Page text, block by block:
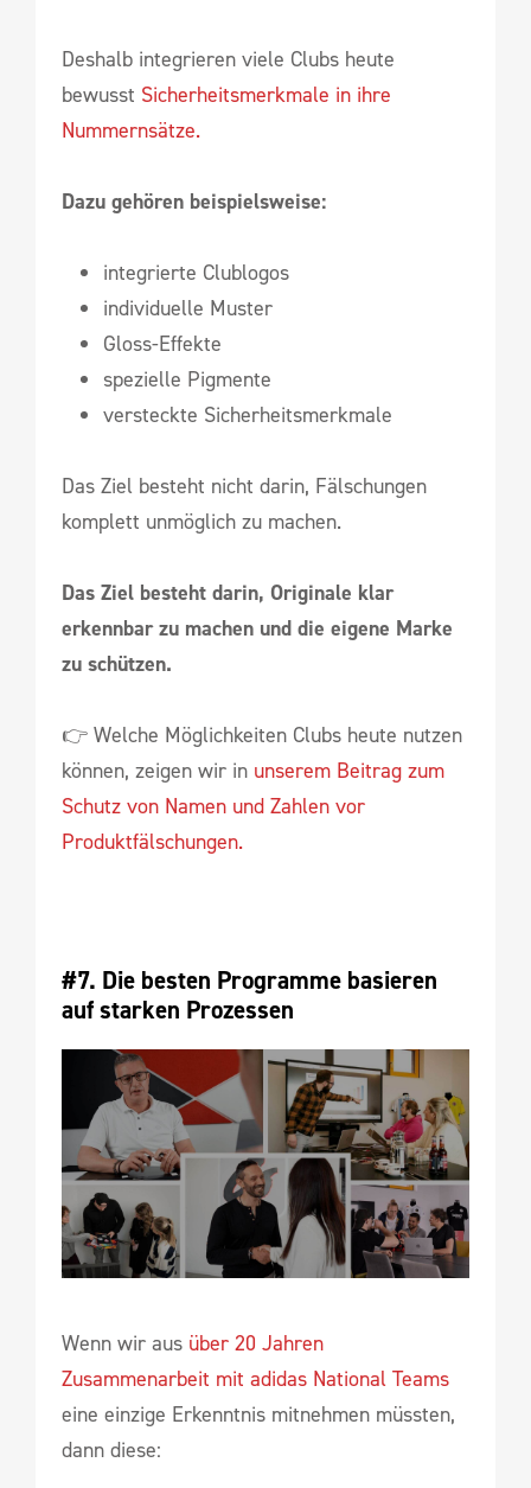
Deshalb integrieren viele Clubs heute
bewusst Sicherheitsmerkmale in ihre
Nummernsätze.
Dazu gehören beispielsweise:
integrierte Clublogos
individuelle Muster
Gloss-Effekte
spezielle Pigmente
versteckte Sicherheitsmerkmale
Das Ziel besteht nicht darin, Fälschungen
komplett unmöglich zu machen.
Das Ziel besteht darin, Originale klar
erkennbar zu machen und die eigene Marke
zu schützen.
👉 Welche Möglichkeiten Clubs heute nutzen
können, zeigen wir in unserem Beitrag zum
Schutz von Namen und Zahlen vor
Produktfälschungen.
#7. Die besten Programme basieren
auf starken Prozessen
Wenn wir aus über 20 Jahren
Zusammenarbeit mit adidas National Teams
eine einzige Erkenntnis mitnehmen müssten,
dann diese: